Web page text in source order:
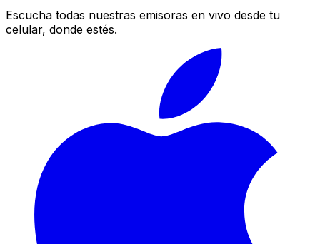
Escucha todas nuestras emisoras en vivo desde tu
celular, donde estés.